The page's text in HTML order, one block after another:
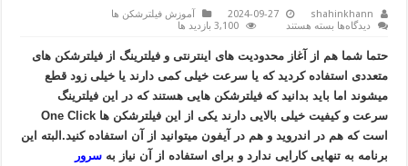
shahinkhann
2024-09-27
آموزش فیلترشکن ها
دیدگاه‌ها برای
با
وان
کلیک
One
بسته هستند 3,100 بازدید ها
حتما شما هم از آغاز محدودیت های اینترنتی و فیلترینگ از فیلترشکن های
متعددی استفاده کردید که یا سرعت خیلی کمی دارند یا خیلی زود قطع
میشوند اما باید بدانید که فیلترشکن هایی هستند که در این فیلترینگ
سرعت و کیفیت خیلی بالایی دارند یکی از این فیلترشکن ها One Click
است که هم در اندروید و هم در آیفون میتوانید از آن استفاده کنید.البته این
برنامه به تنهایی کارایی ندارد و برای استفاده از آن نیاز بهسرور